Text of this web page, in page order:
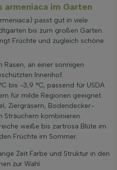
armeniaca im Garten
passt gut in viele
bis zum großen Garten
Früchte und zugleich schöne
Rasen, an einer sonnigen
Innenhof.
bis -3,9 °C, passend für USDA
für milde Regionen geeignet.
Ziergräsern, Bodendecker-
Sträuchern kombinieren.
weiße bis zartrosa Blüte im
Früchte im Sommer.
Zeit Farbe und Struktur in den
zur Wahl: